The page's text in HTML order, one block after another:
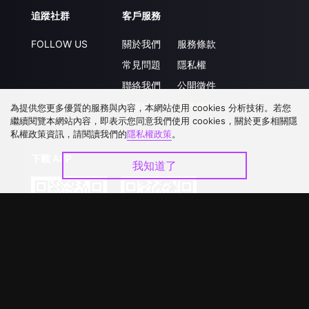
追蹤社群
FOLLOW US
客戶服務
關於我們
常見問題
聯絡我們
升級VIP
服務條款
隱私權
公開徵件
合作洽談
為提供您更多優質的服務與內容，本網站使用 cookies 分析技術。若您
繼續閱覽本網站內容，即表示您同意我們使用 cookies，關於更多相關隱
私權政策資訊，請閱讀我們的隱私權政策。
我知道了